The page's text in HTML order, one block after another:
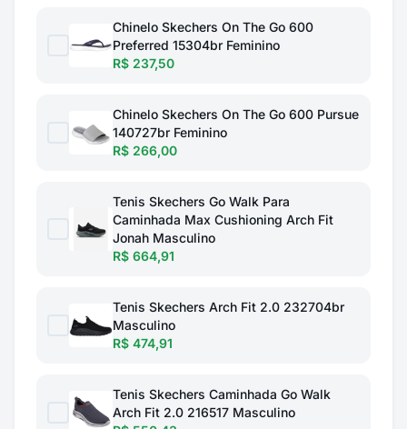
Chinelo Skechers On The Go 600
Preferred 15304br Feminino
R$ 237,50
Chinelo Skechers On The Go 600 Pursue
140727br Feminino
R$ 266,00
Tenis Skechers Go Walk Para
Caminhada Max Cushioning Arch Fit
Jonah Masculino
R$ 664,91
Tenis Skechers Arch Fit 2.0 232704br
Masculino
R$ 474,91
Tenis Skechers Caminhada Go Walk
Arch Fit 2.0 216517 Masculino